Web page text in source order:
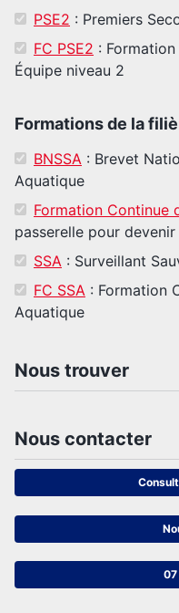
PSE2 : Premiers
FC PSE2 :
Équipe niveau 2
Formations de la
BNSSA : Brevet
Aquatique
Formation Continue
passerelle pour devenir
SSA : Surveillant
FC SSA : Formation
Aquatique
Nous trouver
Nous contacter